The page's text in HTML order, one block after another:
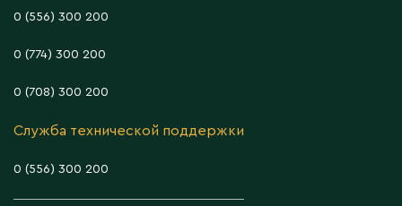
0 (556) 300 200
0 (774) 300 200
0 (708) 300 200
Служба технической поддержки
0 (556) 300 200